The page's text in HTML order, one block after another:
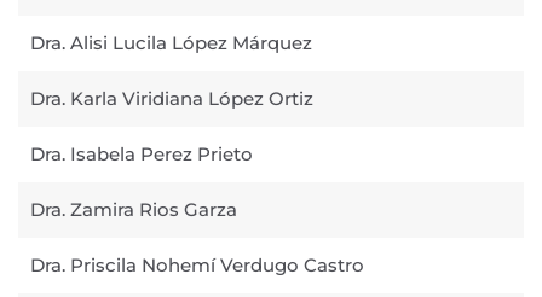
Dra. Alisi Lucila López Márquez
Dra. Karla Viridiana López Ortiz
Dra. Isabela Perez Prieto
Dra. Zamira Rios Garza
Dra. Priscila Nohemí Verdugo Castro